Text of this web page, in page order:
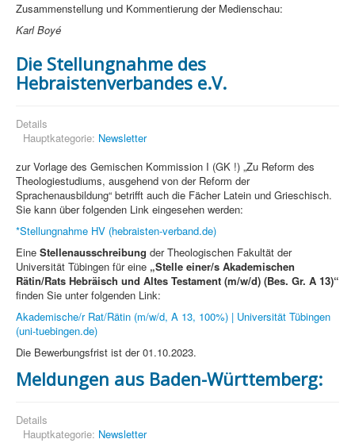
Zusammenstellung und Kommentierung der Medienschau:
Karl Boyé
Die Stellungnahme des
Hebraistenverbandes e.V.
Details
Hauptkategorie: Newsletter
zur Vorlage des Gemischen Kommission I (GK !) „Zu Reform des
Theologiestudiums, ausgehend von der Reform der
Sprachenausbildung“ betrifft auch die Fächer Latein und Grieschisch.
Sie kann über folgenden Link eingesehen werden:
*Stellungnahme HV (hebraisten-verband.de)
Eine Stellenausschreibung der Theologischen Fakultät der
Universität Tübingen für eine „Stelle einer/s Akademischen
Rätin/Rats Hebräisch und Altes Testament (m/w/d) (Bes. Gr. A 13)“
finden Sie unter folgenden Link:
Akademische/r Rat/Rätin (m/w/d, A 13, 100%) | Universität Tübingen
(uni-tuebingen.de)
Die Bewerbungsfrist ist der 01.10.2023.
Meldungen aus Baden-Württemberg:
Details
Hauptkategorie: Newsletter